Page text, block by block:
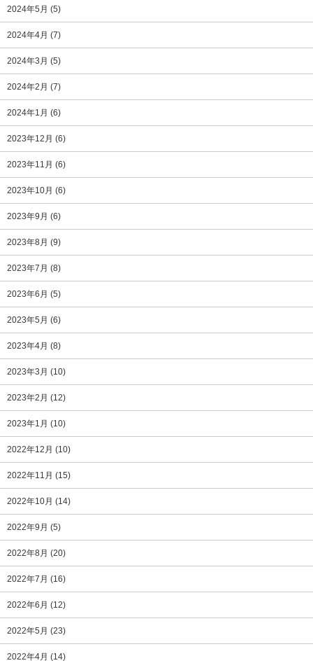
2024年5月 (5)
2024年4月 (7)
2024年3月 (5)
2024年2月 (7)
2024年1月 (6)
2023年12月 (6)
2023年11月 (6)
2023年10月 (6)
2023年9月 (6)
2023年8月 (9)
2023年7月 (8)
2023年6月 (5)
2023年5月 (6)
2023年4月 (8)
2023年3月 (10)
2023年2月 (12)
2023年1月 (10)
2022年12月 (10)
2022年11月 (15)
2022年10月 (14)
2022年9月 (5)
2022年8月 (20)
2022年7月 (16)
2022年6月 (12)
2022年5月 (23)
2022年4月 (14)